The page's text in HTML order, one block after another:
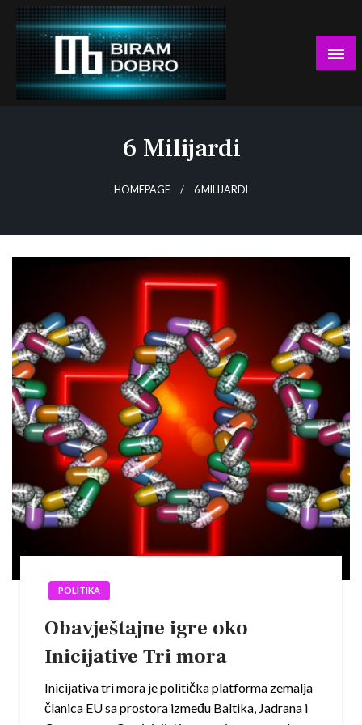
Skip
content
6 Milijardi
HOMEPAGE 6 MILIJARDI
POLITIKA
Obavještajne igre oko
Inicijative Tri mora
Inicijativa tri mora je politička platforma zemalja
članica EU sa prostora između Baltika, Jadrana i